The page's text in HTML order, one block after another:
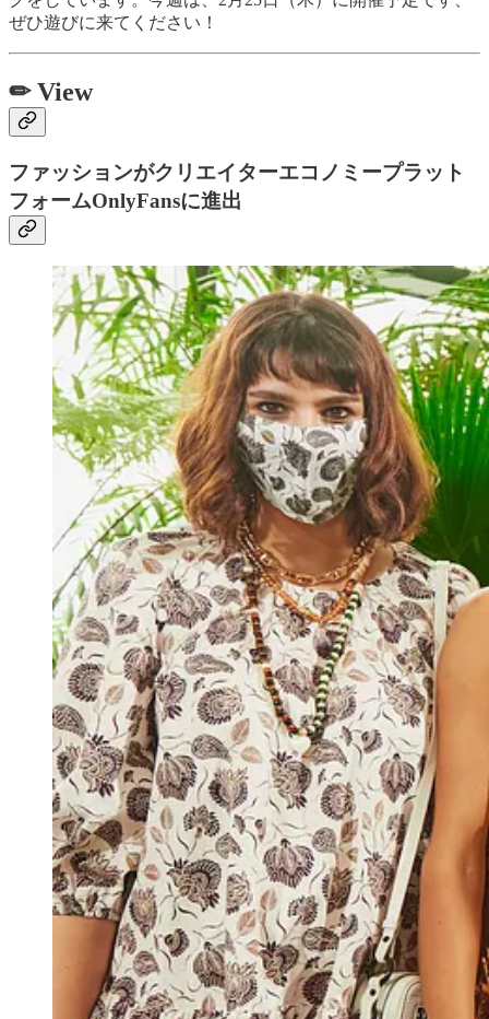
ぜひ遊びに来てください！
✏ View
ファッションがクリエイターエコノミープラット
フォームOnlyFansに進出